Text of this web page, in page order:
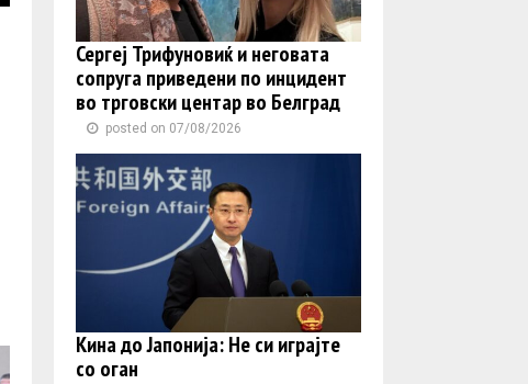
Сергеј Трифуновиќ и неговата
сопруга приведени по инцидент
во трговски центар во Белград
posted on 07/08/2026
Кина до Јапонија: Не си играјте
со оган